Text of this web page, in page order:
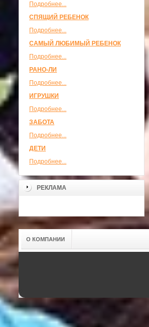
Подробнее...
СПЯЩИЙ РЕБЕНОК
Подробнее...
САМЫЙ ЛЮБИМЫЙ РЕБЕНОК
Подробнее...
РАНО-ЛИ
Подробнее...
ИГРУШКИ
Подробнее...
ЗАБОТА
Подробнее...
ДЕТИ
Подробнее...
РЕКЛАМА
О КОМПАНИИ